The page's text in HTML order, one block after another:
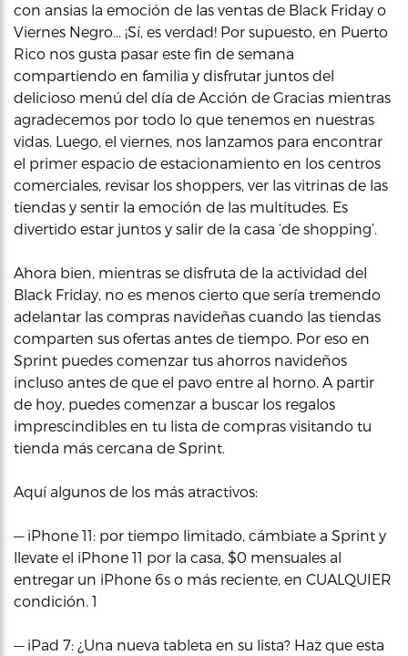
con ansias la emoción de las ventas de Black Friday o
Viernes Negro… ¡Sí, es verdad! Por supuesto, en Puerto
Rico nos gusta pasar este fin de semana
compartiendo en familia y disfrutar juntos del
delicioso menú del día de Acción de Gracias mientras
agradecemos por todo lo que tenemos en nuestras
vidas. Luego, el viernes, nos lanzamos para encontrar
el primer espacio de estacionamiento en los centros
comerciales, revisar los shoppers, ver las vitrinas de las
tiendas y sentir la emoción de las multitudes. Es
divertido estar juntos y salir de la casa ‘de shopping’.
Ahora bien, mientras se disfruta de la actividad del
Black Friday, no es menos cierto que sería tremendo
adelantar las compras navideñas cuando las tiendas
comparten sus ofertas antes de tiempo. Por eso en
Sprint puedes comenzar tus ahorros navideños
incluso antes de que el pavo entre al horno. A partir
de hoy, puedes comenzar a buscar los regalos
imprescindibles en tu lista de compras visitando tu
tienda más cercana de Sprint.
Aquí algunos de los más atractivos:
— iPhone 11: por tiempo limitado, cámbiate a Sprint y
llevate el iPhone 11 por la casa, $0 mensuales al
entregar un iPhone 6s o más reciente, en CUALQUIER
condición. 1
— iPad 7: ¿Una nueva tableta en su lista? Haz que esta